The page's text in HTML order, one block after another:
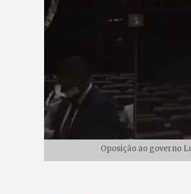
Oposição ao governo